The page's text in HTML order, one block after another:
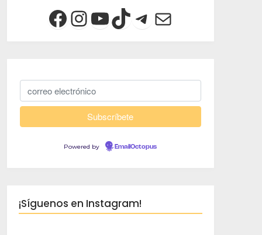
Powered by EmailOctopus
¡Síguenos en Instagram!